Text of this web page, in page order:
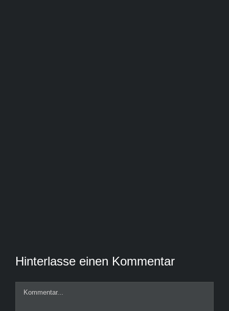
Hinterlasse einen Kommentar
Kommentar